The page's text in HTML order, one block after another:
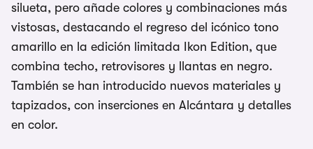
silueta, pero añade colores y combinaciones más
vistosas, destacando el regreso del icónico tono
amarillo en la edición limitada Ikon Edition, que
combina techo, retrovisores y llantas en negro.
También se han introducido nuevos materiales y
tapizados, con inserciones en Alcántara y detalles
en color.